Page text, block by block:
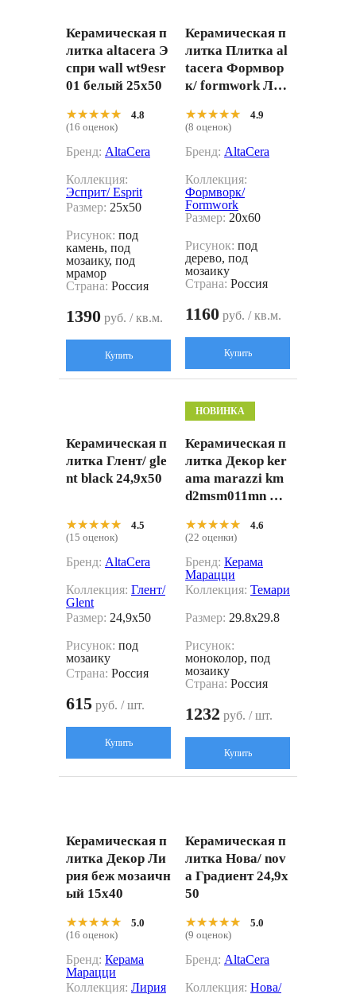
Керамическая п
литка altacera Э
спри wall wt9esr
01 белый 25x50
★★★★★
★★★★★
4.8
(16 оценок)
Бренд: AltaCera
Коллекция:
Эсприт/ Esprit
Размер: 25x50
Рисунок: под
камень, под
мозаику, под
мрамор
Страна: Россия
1390 руб. / кв.м.
Купить
Керамическая п
литка Плитка al
tacera Формвор
к/ formwork Лоф
ый 20x60
★★★★★
★★★★★
4.9
(8 оценок)
Бренд: AltaCera
Коллекция:
Формворк/
Formwork
Размер: 20x60
Рисунок: под
дерево, под
мозаику
Страна: Россия
1160 руб. / кв.м.
Купить
Керамическая п
литка Глент/ gle
nt black 24,9x50
★★★★★
★★★★★
4.5
(15 оценок)
Бренд: AltaCera
Коллекция: Глент/
Glent
Размер: 24,9x50
Рисунок: под
мозаику
Страна: Россия
615 руб. / шт.
Купить
НОВИНКА
Керамическая п
литка Декор ker
ama marazzi km
d2msm011mn Те
й микс зеленый,
бордовый, бежев
ый светлый мат
овый 29.8x29.8
★★★★★
★★★★★
4.6
(22 оценки)
Бренд: Керама
Марацци
Коллекция: Темари
Размер: 29.8x29.8
Рисунок:
моноколор, под
мозаику
Страна: Россия
1232 руб. / шт.
Купить
Керамическая п
литка Декор Ли
рия беж мозаичн
ый 15x40
★★★★★
★★★★★
5.0
(16 оценок)
Бренд: Керама
Марацци
Коллекция: Лирия
Керамическая п
литка Нова/ nov
a Градиент 24,9x
50
★★★★★
★★★★★
5.0
(9 оценок)
Бренд: AltaCera
Коллекция: Нова/